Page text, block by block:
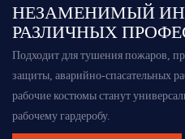
НЕЗАМЕНИМЫЙ
РАЗЛИЧНЫХ
Подходит для тушения пожаров,
защиты, аварийно-спасательных
рабочие костюмы станут
рабочему гардеробу.